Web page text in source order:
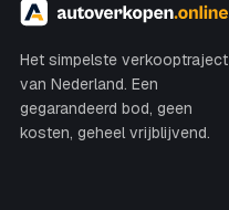
Het simpelste verkooptraject
van Nederland. Een
gegarandeerd bod, geen
kosten, geheel vrijblijvend.